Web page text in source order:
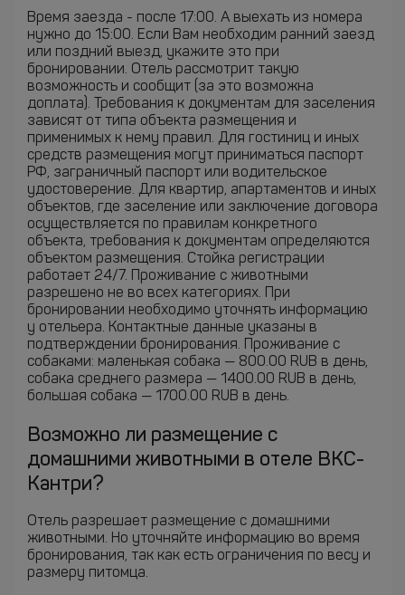
Время заезда - после 17:00. А выехать из номера
нужно до 15:00. Если Вам необходим ранний заезд
или поздний выезд, укажите это при
бронировании. Отель рассмотрит такую
возможность и сообщит (за это возможна
доплата). Требования к документам для заселения
зависят от типа объекта размещения и
применимых к нему правил. Для гостиниц и иных
средств размещения могут приниматься паспорт
РФ, заграничный паспорт или водительское
удостоверение. Для квартир, апартаментов и иных
объектов, где заселение или заключение договора
осуществляется по правилам конкретного
объекта, требования к документам определяются
объектом размещения. Стойка регистрации
работает 24/7. Проживание с животными
разрешено не во всех категориях. При
бронировании необходимо уточнять информацию
у отельера. Контактные данные указаны в
подтверждении бронирования. Проживание с
собаками: маленькая собака — 800.00 RUB в день,
собака среднего размера — 1400.00 RUB в день,
большая собака — 1700.00 RUB в день.
Возможно ли размещение с
домашними животными в отеле ВКС-
Кантри?
Отель разрешает размещение с домашними
животными. Но уточняйте информацию во время
бронирования, так как есть ограничения по весу и
размеру питомца.